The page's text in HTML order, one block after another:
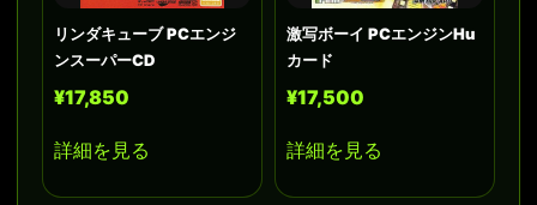
リンダキューブ PCエンジ
ンスーパーCD
¥17,850
詳細を見る
激写ボーイ PCエンジンHu
カード
¥17,500
詳細を見る